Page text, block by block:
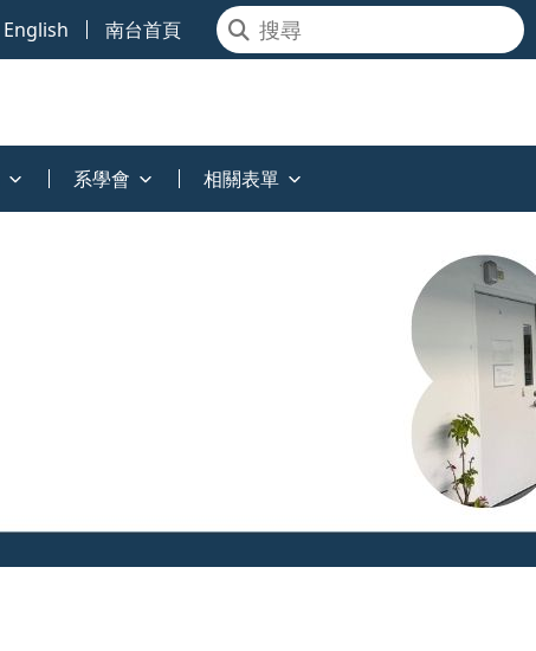
English 南台首頁
系學會 相關表單